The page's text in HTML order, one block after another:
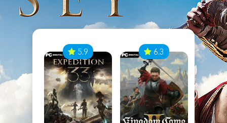
5.9 6.3